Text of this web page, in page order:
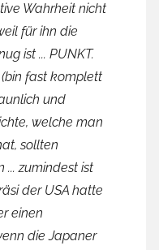
Wahrheit nicht
für ihn die
ist ... PUNKT.
fast komplett
und
welche man
sollten
zumindest ist
der USA hatte
einen
die Japaner